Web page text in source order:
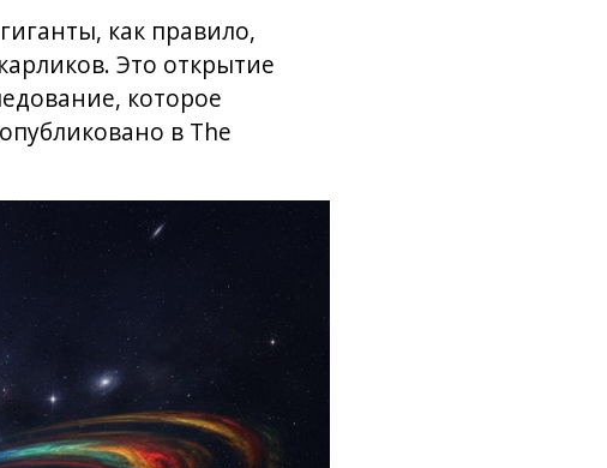
как правило,
Это открытие
которое
в The